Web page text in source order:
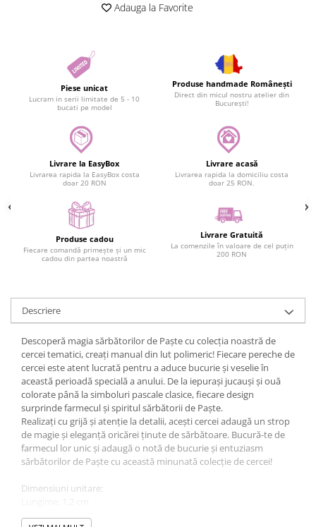
Adauga la Favorite
Piese unicat
Lucram in serii limitate de 5 - 10
bucati pe model
Produse handmade Românești
Direct din micul nostru atelier din
București!
Livrare la EasyBox
Livrarea rapida la EasyBox costa
doar 20 RON
Livrare acasă
Livrarea rapida la domiciliu costa
doar 25 RON.
Produse cadou
Fiecare comandă primește și un mic
cadou din partea noastră
Livrare Gratuită
La comenzile în valoare de cel puțin
200 RON
Descriere
Descoperă magia sărbătorilor de Paște cu colecția noastră de
cercei tematici, creați manual din lut polimeric! Fiecare pereche de
cercei este atent lucrată pentru a aduce bucurie și veselie în
această perioadă specială a anului. De la iepurași jucauși și ouă
colorate până la simboluri pascale clasice, fiecare design
surprinde farmecul și spiritul sărbătorii de Paște.
Realizați cu grijă și atenție la detalii, acești cercei adaugă un strop
de magie și eleganță oricărei ținute de sărbătoare. Bucură-te de
farmecul lor unic și adaugă o notă de bucurie și entuziasm
sărbătorilor de Paște cu această minunată colecție de cercei!
Dimensiuni unitare:
Lățime: 1,2 cm